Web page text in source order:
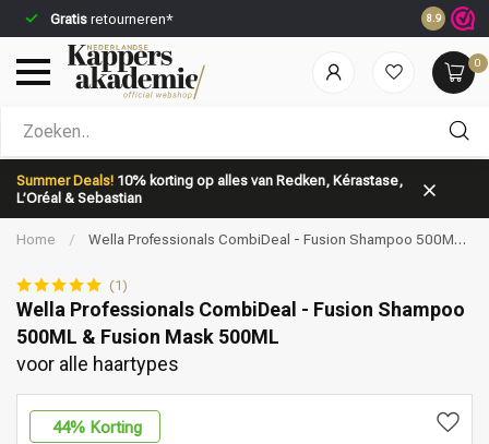
Gratis retourneren* Voor
8.9
0
Summer Deals! 10% korting op alles van Redken, Kérastase,
L’Oréal & Sebastian
Welke categorie ben jij naar op zoek?
Merken
Home /
Wella Professionals CombiDeal - Fusion Shampoo 500ML
(1)
Wella Professionals CombiDeal - Fusion Shampoo
500ML & Fusion Mask 500ML
voor alle haartypes
44% Korting